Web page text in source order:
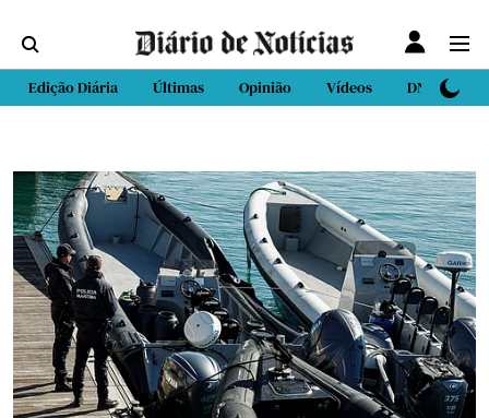
Edição Diária Últimas Opinião Vídeos DN Sport